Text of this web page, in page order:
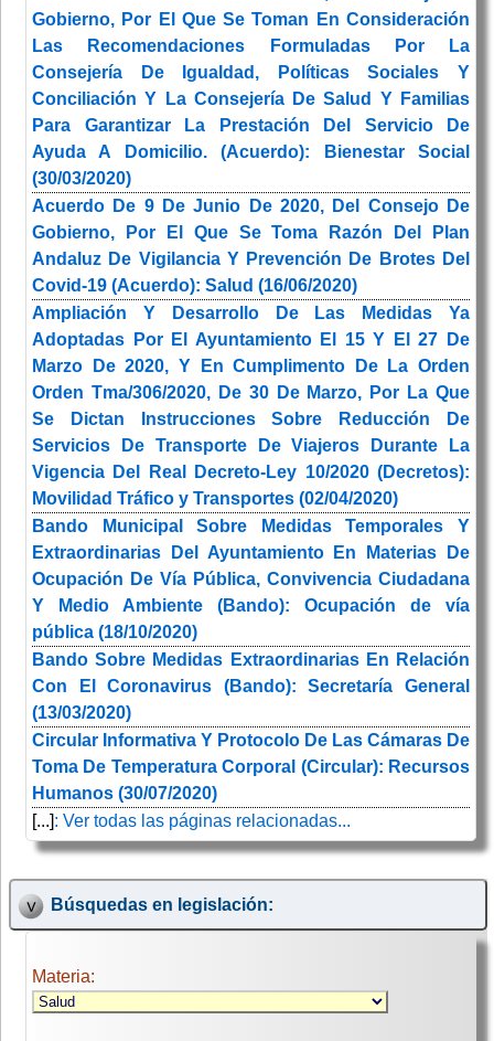
Gobierno, Por El Que Se Toman En Consideración
Las Recomendaciones Formuladas Por La
Consejería De Igualdad, Políticas Sociales Y
Conciliación Y La Consejería De Salud Y Familias
Para Garantizar La Prestación Del Servicio De
Ayuda A Domicilio. (Acuerdo): Bienestar Social
(30/03/2020)
Acuerdo De 9 De Junio De 2020, Del Consejo De
Gobierno, Por El Que Se Toma Razón Del Plan
Andaluz De Vigilancia Y Prevención De Brotes Del
Covid-19 (Acuerdo): Salud (16/06/2020)
Ampliación Y Desarrollo De Las Medidas Ya
Adoptadas Por El Ayuntamiento El 15 Y El 27 De
Marzo De 2020, Y En Cumplimento De La Orden
Orden Tma/306/2020, De 30 De Marzo, Por La Que
Se Dictan Instrucciones Sobre Reducción De
Servicios De Transporte De Viajeros Durante La
Vigencia Del Real Decreto-Ley 10/2020 (Decretos):
Movilidad Tráfico y Transportes (02/04/2020)
Bando Municipal Sobre Medidas Temporales Y
Extraordinarias Del Ayuntamiento En Materias De
Ocupación De Vía Pública, Convivencia Ciudadana
Y Medio Ambiente (Bando): Ocupación de vía
pública (18/10/2020)
Bando Sobre Medidas Extraordinarias En Relación
Con El Coronavirus (Bando): Secretaría General
(13/03/2020)
Circular Informativa Y Protocolo De Las Cámaras De
Toma De Temperatura Corporal (Circular): Recursos
Humanos (30/07/2020)
[...]: Ver todas las páginas relacionadas...
Búsquedas en legislación:
Materia: